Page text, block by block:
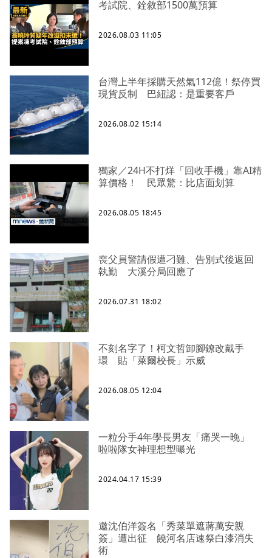
考試院、銓敘部1500萬預算
2026.08.03 11:05
台灣上半年採購天然氣112億！祭停買
現貨反制 巴紐認：是重要客戶
2026.08.02 15:14
獨家／24H不打烊「回收手機」靠AI精
算價格！ 民眾驚：比店面划算
2026.08.05 18:45
喪父員警請假遭刁難、告別式後返回
執勤 大溪分局回應了
2026.07.31 18:02
不刻名字了！柯文哲卸腳鐐改戴手
環 貼「萊爾校長」示威
2026.08.05 12:04
一粒分手4年學長男友「痛哭一晚」
啦啦隊女神理想型曝光
2024.04.17 15:39
邀沈伯洋簽名「秀菜單遮蔣萬安親
簽」遭出征 饒河名店速祭白漆消失
術